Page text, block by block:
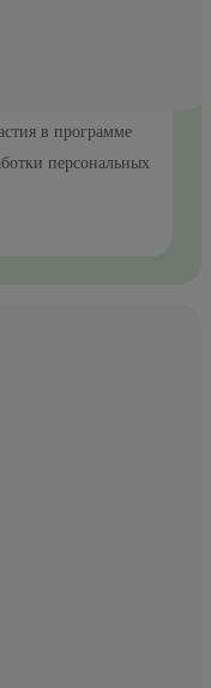
в программе
персональных